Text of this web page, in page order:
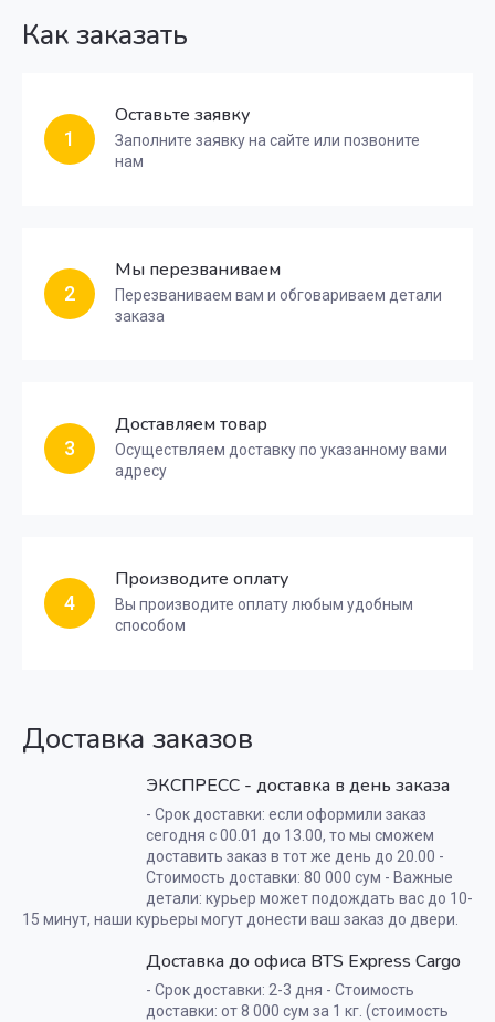
Как заказать
1
Оставьте заявку
Заполните заявку на сайте или позвоните
нам
2
Мы перезваниваем
Перезваниваем вам и обговариваем детали
заказа
3
Доставляем товар
Осуществляем доставку по указанному вами
адресу
4
Производите оплату
Вы производите оплату любым удобным
способом
Доставка заказов
ЭКСПРЕСС - доставка в день заказа
- Срок доставки: если оформили заказ
сегодня с 00.01 до 13.00, то мы сможем
доставить заказ в тот же день до 20.00 -
Стоимость доставки: 80 000 сум - Важные
детали: курьер может подождать вас до 10-
15 минут, наши курьеры могут донести ваш заказ до двери.
Доставка до офиса BTS Express Cargo
- Срок доставки: 2-3 дня - Стоимость
доставки: от 8 000 сум за 1 кг. (стоимость